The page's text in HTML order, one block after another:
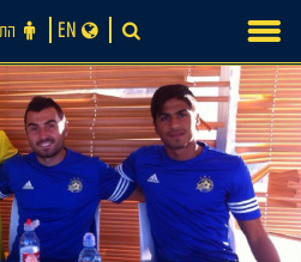
content
EN